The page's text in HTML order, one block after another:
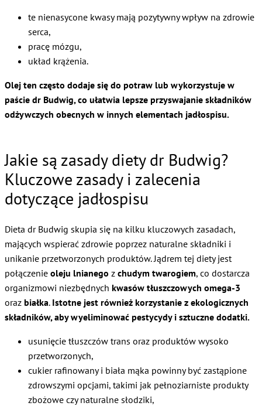
te nienasycone kwasy mają pozytywny wpływ na zdrowie
serca,
pracę mózgu,
układ krążenia.
Olej ten często dodaje się do potraw lub wykorzystuje w
paście dr Budwig, co ułatwia lepsze przyswajanie składników
odżywczych obecnych w innych elementach jadłospisu.
Jakie są zasady diety dr Budwig?
Kluczowe zasady i zalecenia
dotyczące jadłospisu
Dieta dr Budwig skupia się na kilku kluczowych zasadach,
mających wspierać zdrowie poprzez naturalne składniki i
unikanie przetworzonych produktów. Jądrem tej diety jest
połączenie oleju lnianego z chudym twarogiem, co dostarcza
organizmowi niezbędnych kwasów tłuszczowych omega-3
oraz białka. Istotne jest również korzystanie z ekologicznych
składników, aby wyeliminować pestycydy i sztuczne dodatki.
usunięcie tłuszczów trans oraz produktów wysoko
przetworzonych,
cukier rafinowany i biała mąka powinny być zastąpione
zdrowszymi opcjami, takimi jak pełnoziarniste produkty
zbożowe czy naturalne słodziki,